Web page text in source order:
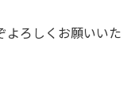
よろしくお願いいた